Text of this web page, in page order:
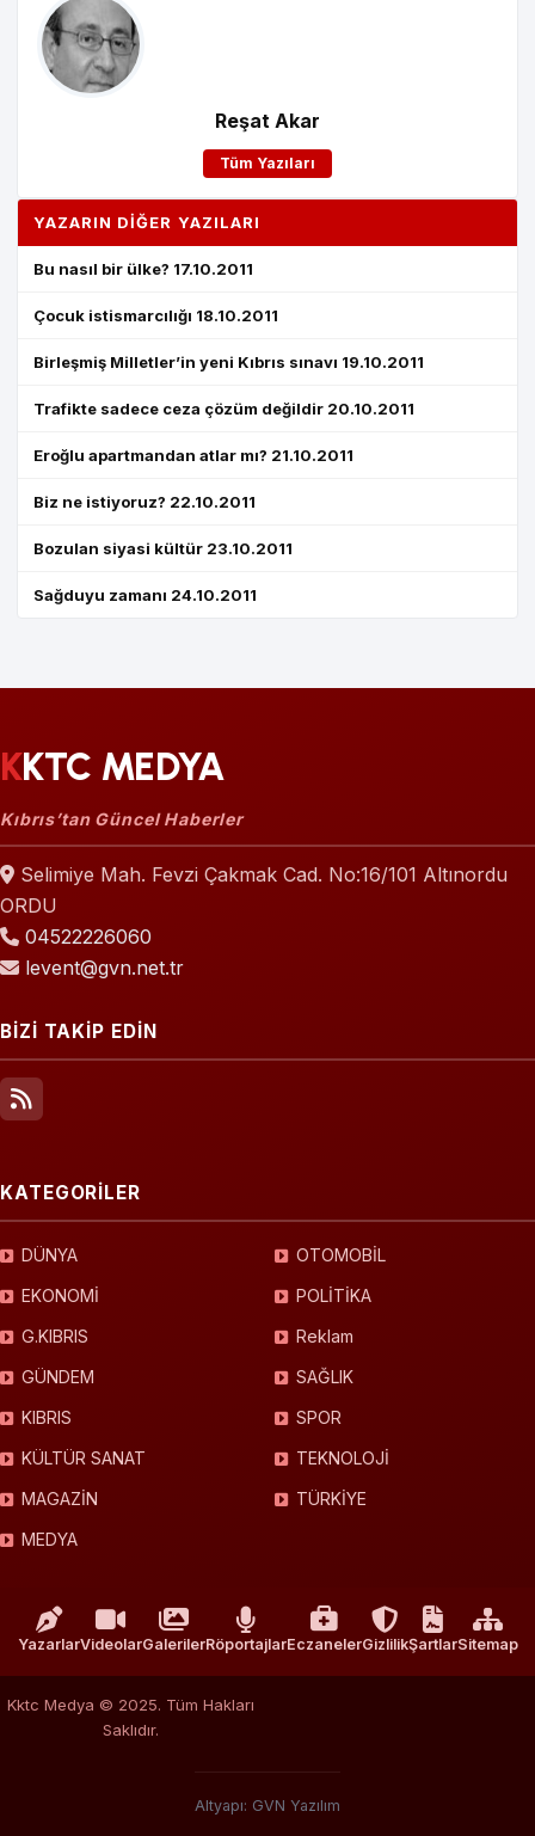
Reşat Akar
Tüm Yazıları
YAZARIN DIĞER YAZILARI
Bu nasıl bir ülke? 17.10.2011
Çocuk istismarcılığı 18.10.2011
Birleşmiş Milletler’in yeni Kıbrıs sınavı 19.10.2011
Trafikte sadece ceza çözüm değildir 20.10.2011
Eroğlu apartmandan atlar mı? 21.10.2011
Biz ne istiyoruz? 22.10.2011
Bozulan siyasi kültür 23.10.2011
Sağduyu zamanı 24.10.2011
KKTC MEDYA
Kıbrıs’tan Güncel Haberler
Selimiye Mah. Fevzi Çakmak Cad. No:16/101 Altınordu
ORDU
04522226060
levent@gvn.net.tr
BİZİ TAKİP EDİN
KATEGORİLER
DÜNYA
EKONOMİ
G.KIBRIS
GÜNDEM
KIBRIS
KÜLTÜR SANAT
MAGAZİN
MEDYA
OTOMOBİL
POLİTİKA
Reklam
SAĞLIK
SPOR
TEKNOLOJİ
TÜRKİYE
YazarlarVideolarGalerilerRöportajlarEczanelerGizlilikŞartlarSitemap
Kktc Medya © 2025. Tüm Hakları
Saklıdır.
Altyapı: GVN Yazılım